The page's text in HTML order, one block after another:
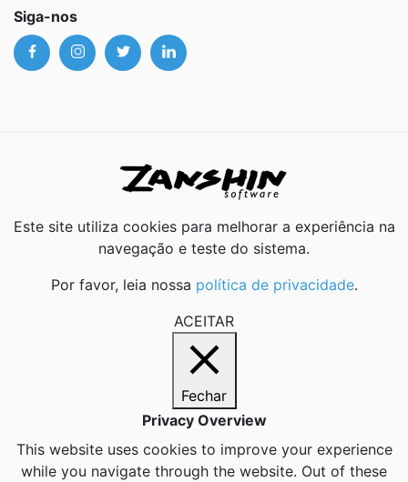
Siga-nos
Este site utiliza cookies para melhorar a experiência na
navegação e teste do sistema.
Por favor, leia nossa política de privacidade.
ACEITAR
Fechar
Privacy Overview
This website uses cookies to improve your experience
while you navigate through the website. Out of these